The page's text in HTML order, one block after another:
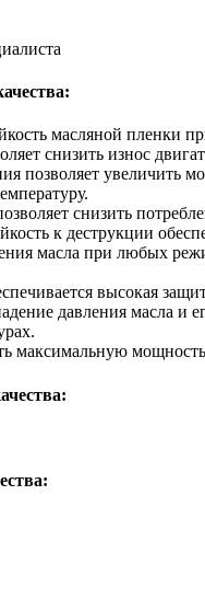
масляной пленки
снизить износ
позволяет увеличить
снизить
к деструкции
масла при любых
высокая
давления масла и
максимальную